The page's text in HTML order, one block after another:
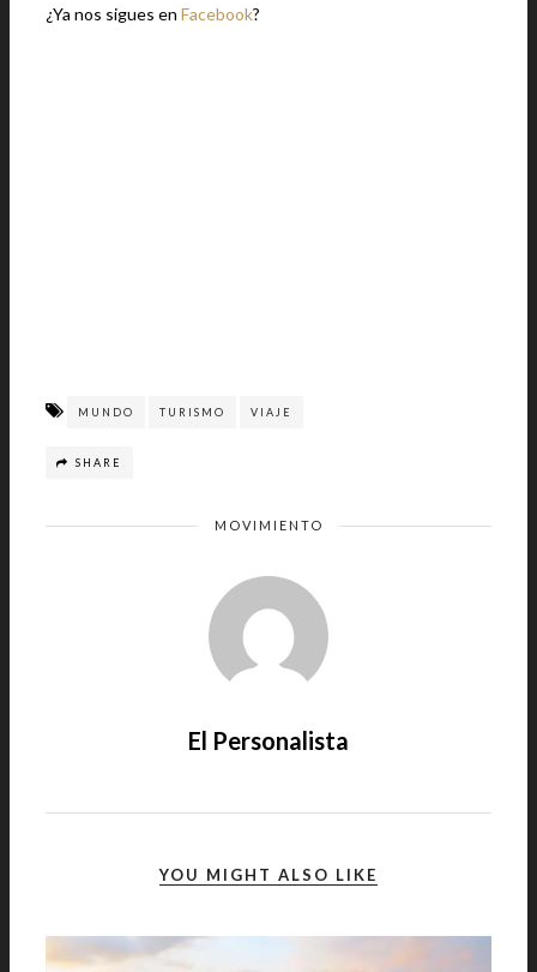
¿Ya nos sigues en Facebook?
MUNDO TURISMO VIAJE
SHARE
MOVIMIENTO
El Personalista
YOU MIGHT ALSO LIKE